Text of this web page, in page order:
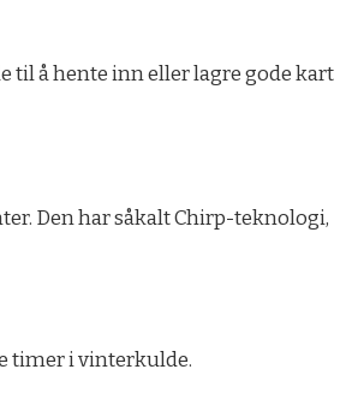
til å hente inn eller lagre gode kart
Den har såkalt Chirp-teknologi,
timer i vinterkulde.